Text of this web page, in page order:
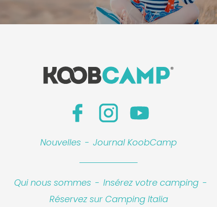
Nouvelles - Journal KoobCamp
Qui nous sommes - Insérez votre camping -
Réservez sur Camping Italia